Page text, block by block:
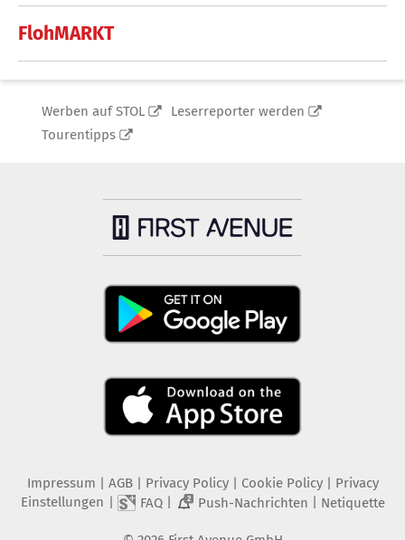
FlohMARKT
Werben auf STOL
Leserreporter werden
Tourentipps
Impressum | AGB | Privacy Policy| Cookie Policy| Privacy
Einstellungen | FAQ| 2 Push-Nachrichten | Netiquette